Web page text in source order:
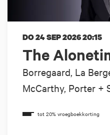
The
Borregaard, La
McCarthy, Porter +
DO 24 SEP 202620:15